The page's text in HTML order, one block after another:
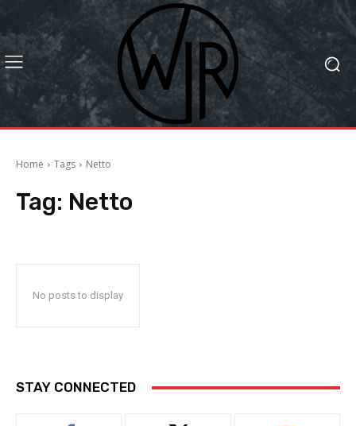
Home Tags Netto
Tag: Netto
No posts to display
STAY CONNECTED